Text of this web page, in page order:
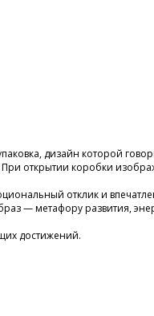
дизайн которой
открытии коробки
отклик и
— метафору развития,
достижений.